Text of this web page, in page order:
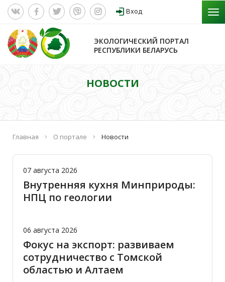
Вход
ЭКОЛОГИЧЕСКИЙ ПОРТАЛ
РЕСПУБЛИКИ БЕЛАРУСЬ
НОВОСТИ
Главная О портале Новости
07 августа 2026
Внутренняя кухня Минприроды:
НПЦ по геологии
06 августа 2026
Фокус на экспорт: развиваем
сотрудничество с Томской
областью и Алтаем